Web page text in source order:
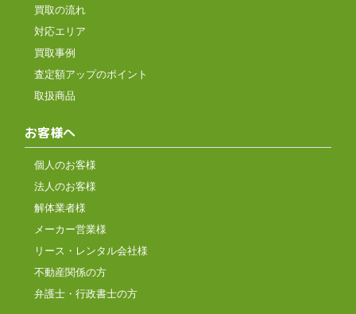
買取の流れ
対応エリア
買取事例
査定額アップのポイント
取扱商品
お客様へ
個人のお客様
法人のお客様
解体業者様
メーカー営業様
リース・レンタル会社様
不動産関係の方
弁護士・行政書士の方